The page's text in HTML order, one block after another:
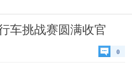
车挑战赛圆满收官
0